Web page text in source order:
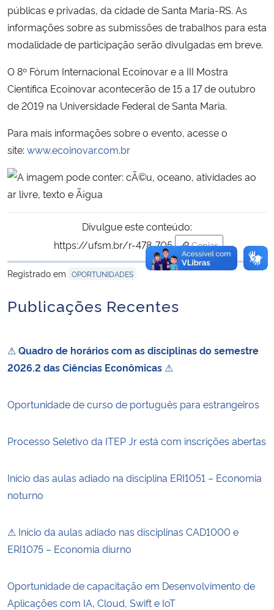
públicas e privadas, da cidade de Santa Maria-RS. As
informações sobre as submissões de trabalhos para esta
modalidade de participação serão divulgadas em breve.
O 8º Fórum Internacional Ecoinovar e a III Mostra
Científica Ecoinovar acontecerão de 15 a 17 de outubro
de 2019 na Universidade Federal de Santa Maria.
Para mais informações sobre o evento, acesse o
site: www.ecoinovar.com.br
Divulgue este conteúdo:
https://ufsm.br/r-478-705
Copiar
para área de
Registrado em OPORTUNIDADES
Publicações Recentes
⚠ Quadro de horários com as disciplinas do semestre
2026.2 das Ciências Econômicas ⚠
Oportunidade de curso de português para estrangeiros
Processo Seletivo da ITEP Jr está com inscrições abertas
Início das aulas adiado na disciplina ERI1051 – Economia
noturno
⚠ Início da aulas adiado nas disciplinas CAD1000 e
ERI1075 – Economia diurno
Oportunidade de capacitação em Desenvolvimento de
Aplicações com IA, Cloud, Swift e IoT